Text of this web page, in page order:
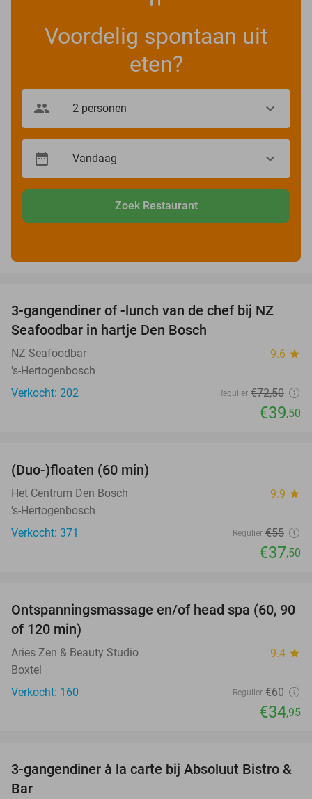
Voordelig spontaan uit
eten?
Zoek Restaurant
46%
3-gangendiner of -lunch van de chef bij NZ
Seafoodbar in hartje Den Bosch
NZ Seafoodbar 9.6 star
's-Hertogenbosch
Verkocht: 202
Regulier €72,50
€39,50
(Duo-)floaten (60 min)
Het Centrum Den Bosch 9.9 star
's-Hertogenbosch
Verkocht: 371
Regulier €55
€37,50
42%
Ontspanningsmassage en/of head spa (60, 90
of 120 min)
Aries Zen & Beauty Studio 9.4 star
Boxtel
Verkocht: 160
Regulier €60
€34,95
37%
3-gangendiner à la carte bij Absoluut Bistro &
Bar